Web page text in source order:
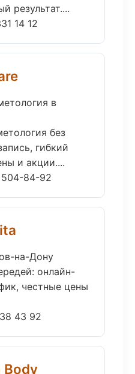
результат....
14 12
в
без
гибкий
и акции....
84-92
на-Дону
онлайн-
честные цены
43 92
Body